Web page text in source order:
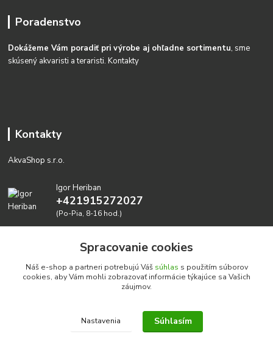
Poradenstvo
Dokážeme Vám poradiť pri výrobe aj ohľadne sortimentu, sme
skúsený akvaristi a teraristi.Kontakty
Kontakty
AkvaShop s.r.o.
Igor Heriban
+421915272027
(Po-Pia, 8-16 hod.)
Realizujeme prírodné akvária: AkvaShop s.r.o. • IBAN:
SK3911000000002947087849
Spracovanie cookies
Náš e-shop a partneri potrebujú Váš súhlas s použitím súborov
cookies, aby Vám mohli zobrazovať informácie týkajúce sa Vašich
záujmov.
Nastavenia Súhlasím